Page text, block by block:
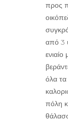
προς
από 3
όλα τα
πόλη